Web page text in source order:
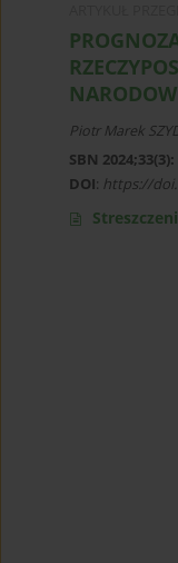
Piotr Marek
SBN
DOI: https://